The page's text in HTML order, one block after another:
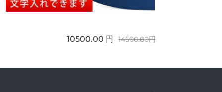
10500.00 円 14500.00円